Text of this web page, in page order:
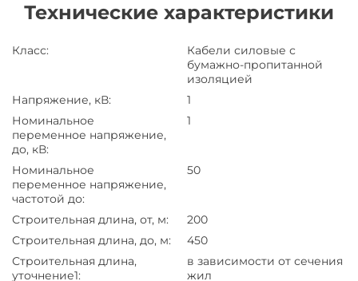
Технические характеристики
Класс:
Кабели силовые с
бумажно-пропитанной
изоляцией
Напряжение, кВ:
1
Номинальное
переменное напряжение,
до, кВ:
1
Номинальное
переменное напряжение,
частотой до:
50
Строительная длина, от, м:
200
Строительная длина, до, м:
450
Строительная длина,
уточнение1:
в зависимости от сечения
жил